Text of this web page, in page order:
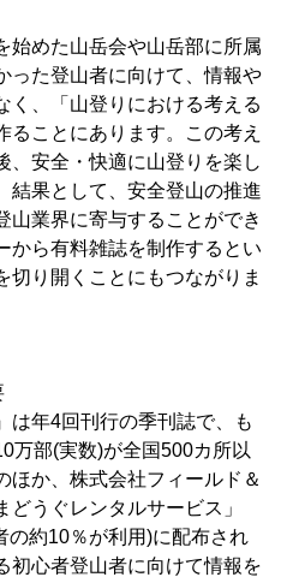
始めた山岳会や山岳部に所属
った登山者に向けて、情報や
く、「山登りにおける考える
ることにあります。この考え
、安全・快適に山登りを楽し
結果として、安全登山の推進
山業界に寄与することができ
から有料雑誌を制作するとい
切り開くことにもつながりま
は年4回刊行の季刊誌で、も
万部(実数)が全国500カ所以
ほか、株式会社フィールド＆
うぐレンタルサービス」
の約10％が利用)に配布され
初心者登山者に向けて情報を